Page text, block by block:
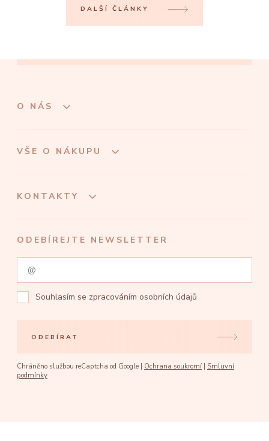
DALŠÍ ČLÁNKY
O NÁS
VŠE O NÁKUPU
KONTAKTY
ODEBÍREJTE NEWSLETTER
Souhlasím se zpracováním osobních údajů
ODEBÍRAT
Chráněno službou reCaptcha od Google | Ochrana soukromí
Smluvní
podmínky